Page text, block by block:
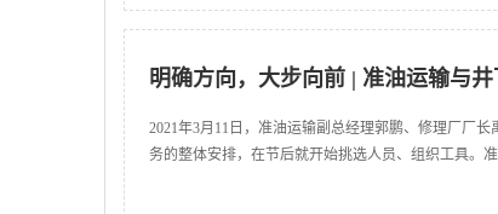
明确方向，大步向前 | 准油运输与
2021年3月11日，准油运输副总经理郭鹏、修理厂厂
务的整体安排，在节后就开始挑选人员、组织工具。